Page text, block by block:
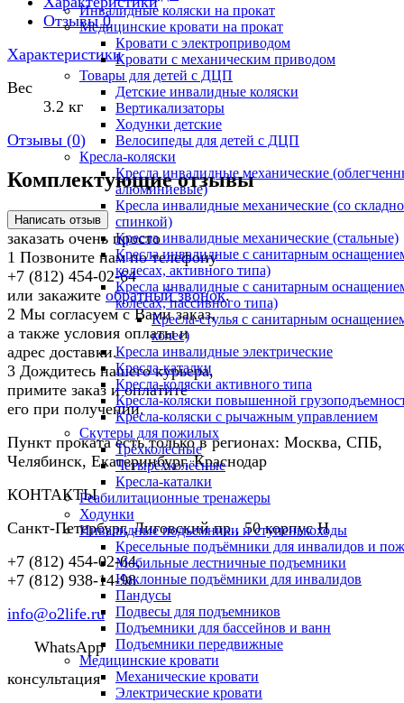
Инвалидные коляски на прокат
Медицинские кровати на прокат
Кровати с электроприводом
Кровати с механическим приводом
Товары для детей с ДЦП
Детские инвалидные коляски
Вертикализаторы
Ходунки детские
Велосипеды для детей с ДЦП
Кресла-коляски
Кресла инвалидные механические
алюминиевые)
Кресла инвалидные механические (со
спинкой)
Кресла инвалидные механические (стальные)
Кресла инвалидные с санитарным
колесах, активного типа)
Кресла инвалидные с санитарным
колесах, пассивного типа)
Кресла-стулья с санитарным
колес)
Кресла инвалидные электрические
Кресла-каталки
Кресла-коляски активного типа
Кресла-коляски повышенной
Кресла-коляски с рычажным управлением
Скутеры для пожилых
Трёхколёсные
Четырёхколёсные
Кресла-каталки
Реабилитационные тренажеры
Ходунки
Инвалидные подъемники и ступенькоходы
Кресельные подъёмники для инвалидов и
Мобильные лестничные подъемники
Наклонные подъёмники для инвалидов
Пандусы
Подвесы для подъемников
Подъемники для бассейнов и ванн
Подъемники передвижные
Медицинские кровати
Механические кровати
Электрические кровати
Отзывы0
Характеристики
Вес
3.2 кг
Отзывы (0)
Комплектующие отзывы
заказать очень просто
1 Позвоните нам по телефону
+7 (812) 454-02-64
или закажитеобратный звонок.
2 Мы согласуем с Вами заказ,
а также условия оплаты и
адрес доставки.
3 Дождитесь нашего курьера,
примите заказ и оплатите
его при получении.
Пункт проката есть только в регионах: Москва, СПБ,
Челябинск, Екатеринбург, Краснодар
КОНТАКТЫ
Санкт-Петербург,Лиговский пр., 50 корпус Н
+7 (812) 454-02-64,
+7 (812) 938-14-98
info@o2life.ru
WhatsApp
консультация